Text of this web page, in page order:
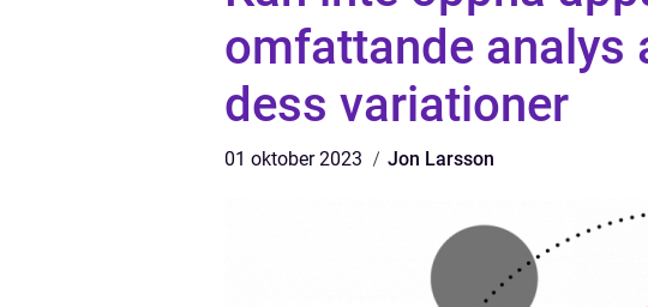
omfattande analys
dess variationer
01 oktober 2023 Jon Larsson